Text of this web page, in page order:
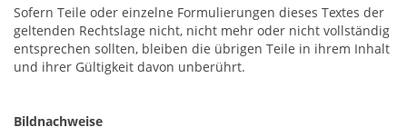
Sofern Teile oder einzelne Formulierungen dieses Textes der
geltenden Rechtslage nicht, nicht mehr oder nicht vollständig
entsprechen sollten, bleiben die übrigen Teile in ihrem Inhalt
und ihrer Gültigkeit davon unberührt.
Bildnachweise